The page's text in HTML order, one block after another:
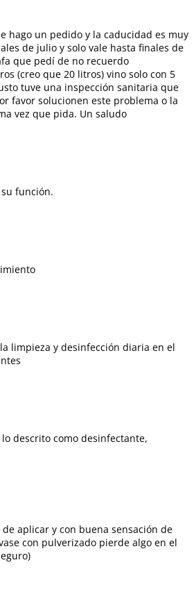
hago un pedido y la caducidad es muy
de julio y solo vale hasta finales de
que pedí de no recuerdo
(creo que 20 litros) vino solo con 5
tuve una inspección sanitaria que
favor solucionen este problema o la
vez que pida. Un saludo
función.
limpieza y desinfección diaria en el
descrito como desinfectante,
aplicar y con buena sensación de
con pulverizado pierde algo en el